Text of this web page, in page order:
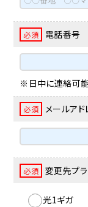
必須 電話番号
※日中に連絡可
必須 メールアド
必須 変更先プ
光1ギガ